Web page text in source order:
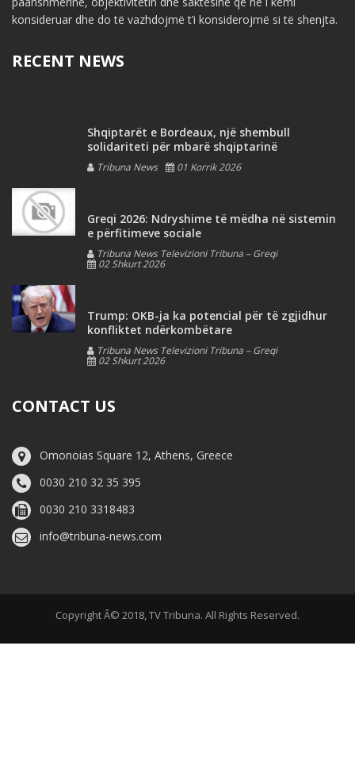
konsideruar dhe do të vazhdojmë t’i konsiderojmë si të shenjta.
RECENT NEWS
Shqiptarët e Bordeaux, një shembull
solidariteti për mbarë shqiptarinë
Tribuna News 01 Korrik 2026
Greqi 2026: Ndryshime të mëdha në sistemin
e përfitimeve sociale
Tribuna News Televizioni Tribuna – Greqi
02 Shkurt 2026
Trump: OKB-ja ka potencial për të zgjidhur
konfliktet ndërkombëtare
Tribuna News Televizioni Tribuna – Greqi
02 Shkurt 2026
CONTACT US
Omonoias Square 12, Athens, Greece
0030 210 32 35 395
0030 210 3318483
info@tribuna-news.com
Copyright Â© 2018, TV Tribuna. All Rights Reserved.